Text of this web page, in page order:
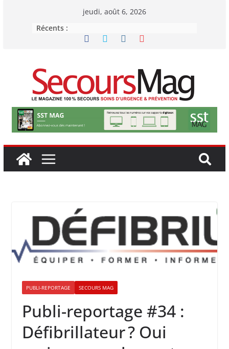
jeudi, août 6, 2026
Récents :
PUBLI-REPORTAGE SECOURS MAG
Publi-reportage #34 :
Défibrillateur ? Oui